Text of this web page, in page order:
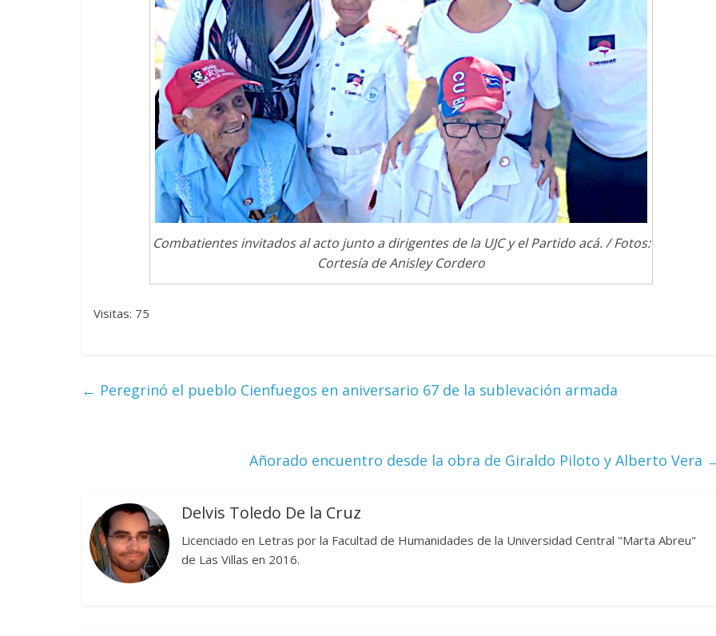
Combatientes invitados al acto junto a dirigentes de la UJC y el Partido acá. / Fotos:
Cortesía de Anisley Cordero
Visitas: 75
← Peregrinó el pueblo Cienfuegos en aniversario 67 de la sublevación armada
Añorado encuentro desde la obra de Giraldo Piloto y Alberto Vera
Delvis Toledo De la Cruz
Licenciado en Letras por la Facultad de Humanidades de la Universidad Central "Marta Abreu"
de Las Villas en 2016.
Cine macizo de
28 diciembre, 2025
0
Un vergel en las nieblas de
La efímera Torre del